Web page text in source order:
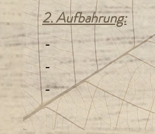
-
-
-
2. Aufbahrung: